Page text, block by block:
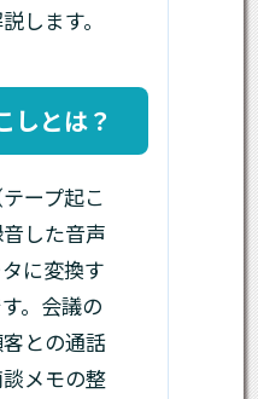
します。
しとは？
ープ起こ
した音声
に変換す
。会議の
との通話
メモの整